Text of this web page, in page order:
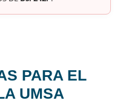
PARA EL
UMSA